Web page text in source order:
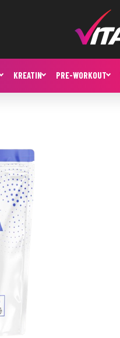
KREATIN PRE-WORKOUT